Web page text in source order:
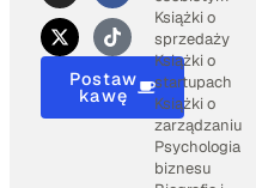
Postaw
kawę
Książki o
sprzedaży
Książki o
startupach
Książki o
zarządzaniu
Psychologia
biznesu